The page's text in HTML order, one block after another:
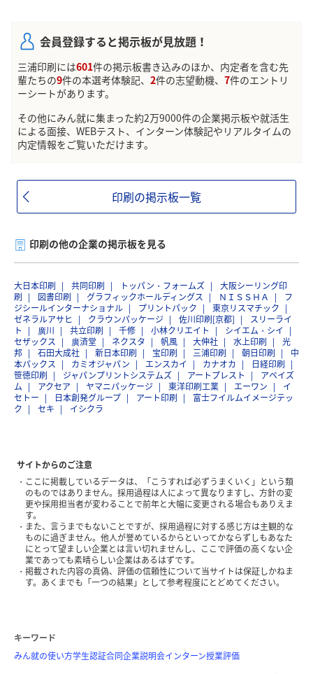
会員登録すると掲示板が見放題！
三浦印刷には601件の掲示板書き込みのほか、内定者を含む先
輩たちの9件の本選考体験記、 2件の志望動機、 7件のエントリ
ーシートがあります。
その他にみん就に集まった約2万9000件の企業掲示板や就活生
による面接、WEBテスト、インターン体験記やリアルタイムの
内定情報をご覧いただけます。
印刷の掲示板一覧
印刷の他の企業の掲示板を見る
大日本印刷 共同印刷 トッパン・フォームズ
大阪シーリング印
刷
図書印刷 グラフィックホールディングス ＮＩＳＳＨＡ
フ
ジシールインターナショナル
プリントパック
東京リスマチック
ゼネラルアサヒ
クラウンパッケージ 佐川印刷[京都]
スリーライ
ト
廣川 共立印刷 千修 小林クリエイト
シイエム・シイ
セザックス
廣済堂 ネクスタ 帆風 大伸社 水上印刷
光
邦
石田大成社 新日本印刷 宝印刷 三浦印刷 朝日印刷
中
本パックス
カミオジャパン エンスカイ カナオカ
日経印刷
笹徳印刷
ジャパンプリントシステムズ アートプレスト
アベイズ
ム
アクセア ヤマニパッケージ 東洋印刷工業 エーワン
イ
セトー
日本創発グループ アート印刷
富士フイルムイメージテッ
ク
セキ イシクラ
サイトからのご注意
ここに掲載しているデータは、「こうすれば必ずうまくいく」という類
のものではありません。採用過程は人によって異なりますし、方針の変
更や採用担当者が変わることで前年と大幅に変更される場合もありえま
す。
また、言うまでもないことですが、採用過程に対する感じ方は主観的な
ものに過ぎません。他人が誉めているからといってかならずしもあなた
にとって望ましい企業とは言い切れませんし、ここで評価の高くない企
業であっても素晴らしい企業はあるはずです。
掲載された内容の真偽、評価の信頼性について当サイトは保証しかねま
す。あくまでも「一つの結果」として参考程度にとどめてください。
キーワード
みん就の使い方学生認証合同企業説明会インターン授業評価